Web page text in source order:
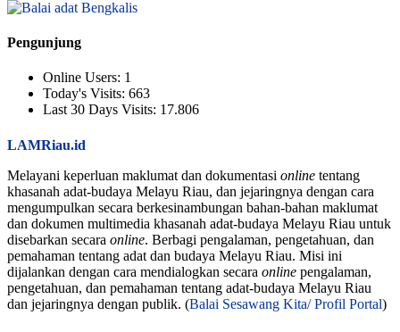
Pengunjung
Online Users: 1
Today's Visits: 663
Last 30 Days Visits: 17.806
LAMRiau.id
Melayani keperluan maklumat dan dokumentasi online tentang
khasanah adat-budaya Melayu Riau, dan jejaringnya dengan cara
mengumpulkan secara berkesinambungan bahan-bahan maklumat
dan dokumen multimedia khasanah adat-budaya Melayu Riau untuk
disebarkan secara online. Berbagi pengalaman, pengetahuan, dan
pemahaman tentang adat dan budaya Melayu Riau. Misi ini
dijalankan dengan cara mendialogkan secara online pengalaman,
pengetahuan, dan pemahaman tentang adat-budaya Melayu Riau
dan jejaringnya dengan publik. (Balai Sesawang Kita/ Profil Portal)